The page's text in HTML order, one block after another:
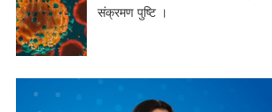
संक्रमण पुष्टि ।